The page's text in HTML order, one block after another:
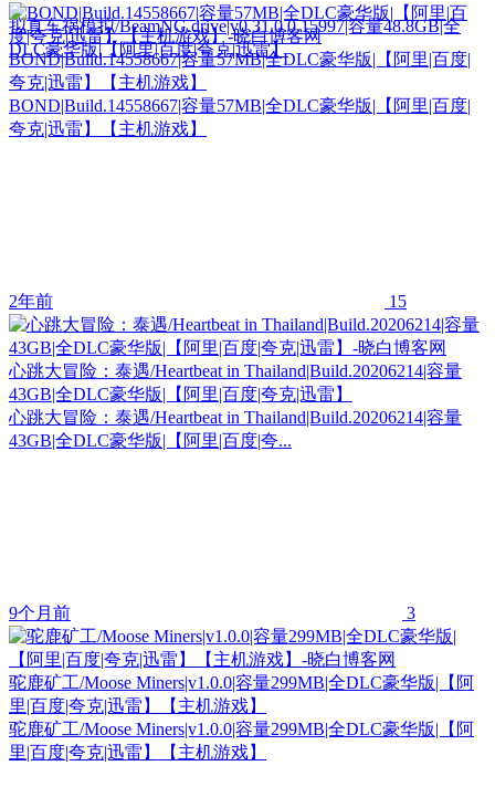
拟真车祸模拟/BeamNG.drive|v0.31.0.0.15997|容量48.8GB|全
DLC豪华版|【阿里|百度|夸克|迅雷】
BOND|Build.14558667|容量57MB|全DLC豪华版|【阿里|百度|
夸克|迅雷】【主机游戏】
BOND|Build.14558667|容量57MB|全DLC豪华版|【阿里|百度|
夸克|迅雷】【主机游戏】
2年前 15
心跳大冒险：泰遇/Heartbeat in Thailand|Build.20206214|容量
43GB|全DLC豪华版|【阿里|百度|夸克|迅雷】
心跳大冒险：泰遇/Heartbeat in Thailand|Build.20206214|容量
43GB|全DLC豪华版|【阿里|百度|夸...
9个月前 3
驼鹿矿工/Moose Miners|v1.0.0|容量299MB|全DLC豪华版|【阿
里|百度|夸克|迅雷】【主机游戏】
驼鹿矿工/Moose Miners|v1.0.0|容量299MB|全DLC豪华版|【阿
里|百度|夸克|迅雷】【主机游戏】